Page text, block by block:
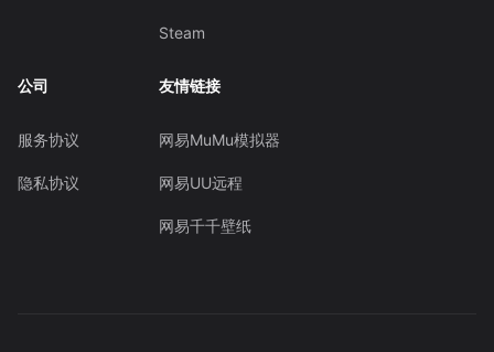
Steam
公司
服务协议
隐私协议
友情链接
网易MuMu模拟器
网易UU远程
网易千千壁纸